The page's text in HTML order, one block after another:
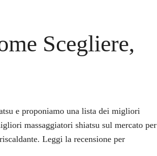
Scegliere,
e proponiamo una lista dei migliori
massaggiatori shiatsu sul mercato per
Leggi la recensione per